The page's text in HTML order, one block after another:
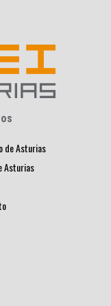
de Asturias
Asturias